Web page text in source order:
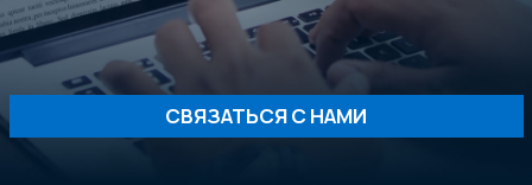
СВЯЗАТЬСЯ С НАМИ